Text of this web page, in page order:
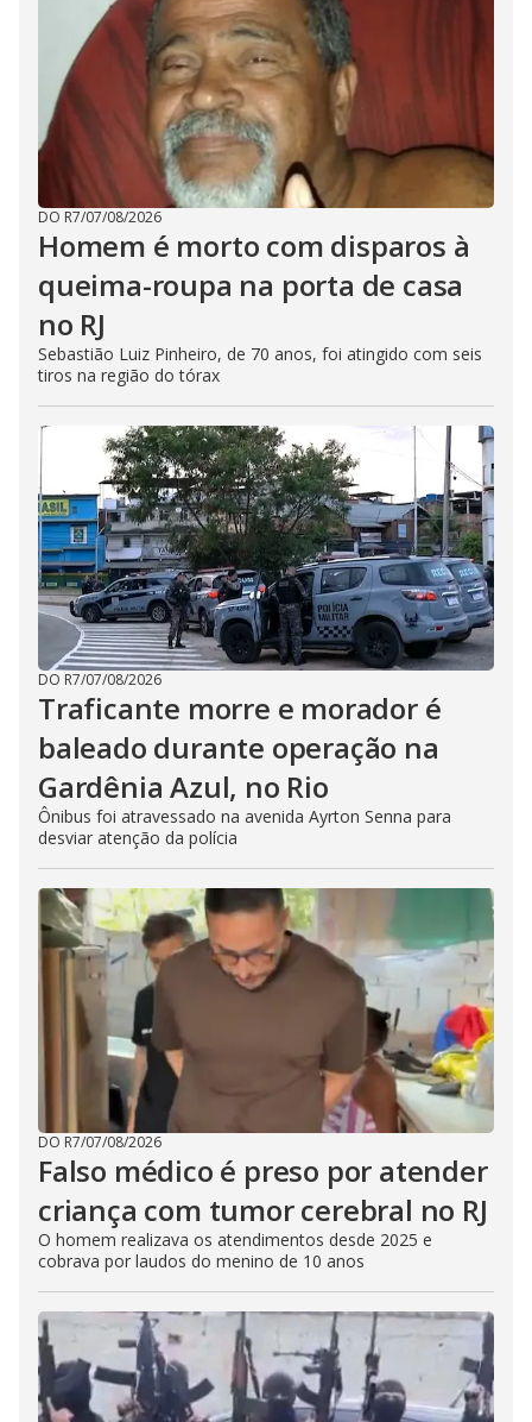
DO R7/07/08/2026
Homem é morto com disparos à
queima-roupa na porta de casa
no RJ
Sebastião Luiz Pinheiro, de 70 anos, foi atingido com seis
tiros na região do tórax
DO R7/07/08/2026
Traficante morre e morador é
baleado durante operação na
Gardênia Azul, no Rio
Ônibus foi atravessado na avenida Ayrton Senna para
desviar atenção da polícia
DO R7/07/08/2026
Falso médico é preso por atender
criança com tumor cerebral no RJ
O homem realizava os atendimentos desde 2025 e
cobrava por laudos do menino de 10 anos